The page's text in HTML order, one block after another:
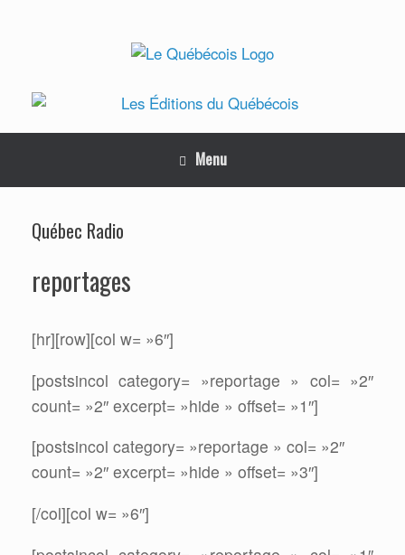
Menu
Québec Radio
reportages
[hr][row][col w= »6″]
[postsincol category= »reportage » col= »2″
count= »2″ excerpt= »hide » offset= »1″]
[postsincol category= »reportage » col= »2″
count= »2″ excerpt= »hide » offset= »3″]
[/col][col w= »6″]